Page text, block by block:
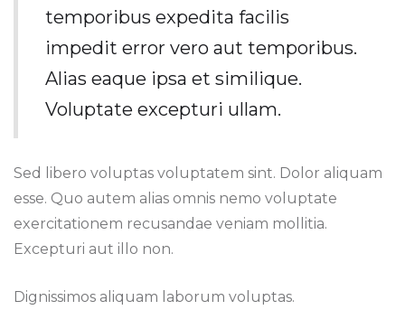
temporibus expedita facilis
impedit error vero aut temporibus.
Alias eaque ipsa et similique.
Voluptate excepturi ullam.
Sed libero voluptas voluptatem sint. Dolor aliquam
esse. Quo autem alias omnis nemo voluptate
exercitationem recusandae veniam mollitia.
Excepturi aut illo non.
Dignissimos aliquam laborum voluptas.